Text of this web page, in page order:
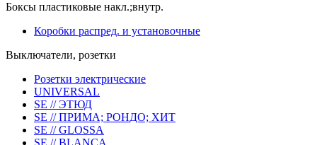
Боксы пластиковые накл.;внутр.
Коробки распред. и установочные
Выключатели, розетки
Розетки электрические
UNIVERSAL
SE // ЭТЮД
SE // ПРИМА; РОНДО; ХИТ
SE // GLOSSA
SE // BLANCA